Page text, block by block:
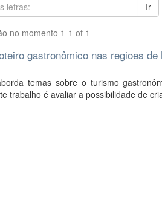
Ir
no momento 1-1 of 1
gastronômico nas regioes
temas sobre o turismo
trabalho é avaliar a possibilidade de